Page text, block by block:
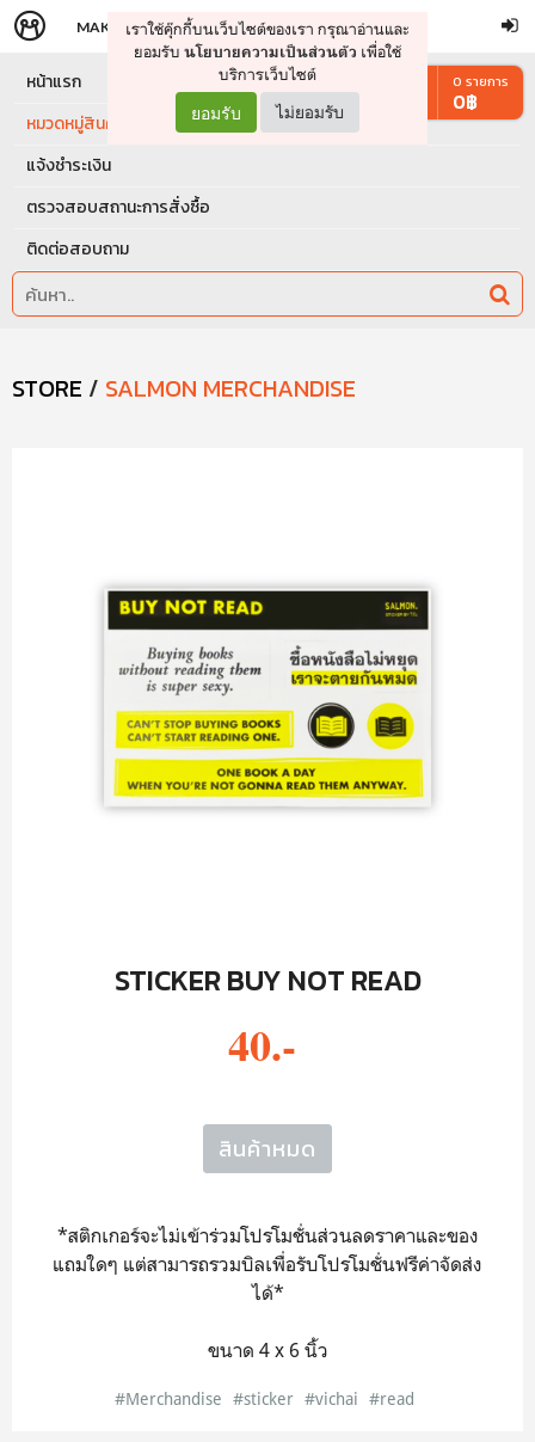
จัดการรถเข็น ดำเนินการต่อ
MAKERS STORE
เราใช้คุ๊กกี้บนเว็บไซต์ของเรา กรุณาอ่านและ
ยอมรับ นโยบายความเป็นส่วนตัว เพื่อใช้
บริการเว็บไซต์
ยอมรับ ไม่ยอมรับ
หน้าแรก
หมวดหมู่สินค้า
แจ้งชำระเงิน
ตรวจสอบสถานะการสั่งซื้อ
ติดต่อสอบถาม
0 รายการ
0฿
STORE / SALMON MERCHANDISE
STICKER BUY NOT READ
40.-
สินค้าหมด
*สติกเกอร์จะไม่เข้าร่วมโปรโมชั่นส่วนลดราคาและของ
แถมใดๆ แต่สามารถรวมบิลเพื่อรับโปรโมชั่นฟรีค่าจัดส่ง
ได้*
ขนาด 4 x 6 นิ้ว
#Merchandise #sticker #vichai #read